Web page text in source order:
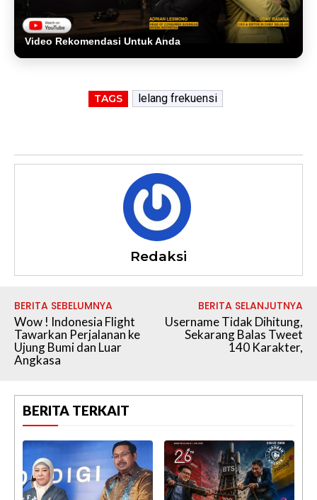
Video Rekomendasi Untuk Anda
TAGS lelang frekuensi
Redaksi
BERITA SEBELUMNYA
Wow ! Indonesia Flight
Tawarkan Perjalanan ke
Ujung Bumi dan Luar
Angkasa
BERITA SELANJUTNYA
Username Tidak Dihitung,
Sekarang Balas Tweet
140 Karakter,
BERITA TERKAIT